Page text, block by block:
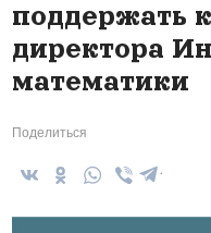
поддержать
директора
математики
Поделиться